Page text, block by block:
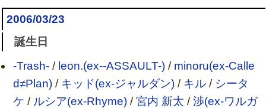
2006/03/23
誕生日
-Trash-/ leon.(ex--ASSAULT-)/ minoru(ex-Calle
d≠Plan)/ キッド(ex-ジャルダン)/ キル/ シータ
ケ / ルシア(ex-Rhyme)/宮内 新太 /渉(ex-ワルガ